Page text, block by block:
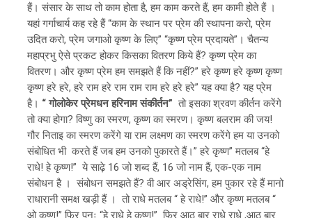
हैं। संसार के साथ तो काम होता है, हम काम करते हैं, हम कामी होते हैं ।
यहां गर्गाचार्य कह रहे हैं “काम के स्थान पर प्रेम की स्थापना करो, प्रेम
उदित करो, प्रेम जगाओ कृष्ण के लिए” “कृष्ण प्रेम प्रदायते”। चैतन्य
महाप्रभु ऐसे प्रकट होकर किसका वितरण किये हैं? कृष्ण प्रेम का
वितरण। और कृष्ण प्रेम हम समझते हैं कि नहीं?” हरे कृष्ण हरे कृष्ण कृष्ण
कृष्ण हरे हरे, हरे राम हरे राम राम राम हरे हरे हरे” यह क्या है? यह प्रेम
है। “ गोलोकेर प्रेमधन हरिनाम संकीर्तन” तो इसका श्रवण कीर्तन करेंगे
तो क्या होगा? विष्णु का स्मरण, कृष्ण का स्मरण। कृष्ण बलराम की जय!
गौर निताइ का स्मरण करेंगे या राम लक्ष्मण का स्मरण करेंगे हम या उनको
संबोधित भी करते हैं जब हम उनको पुकारते हैं।” हरे कृष्ण” मतलब “हे
राधे! हे कृष्ण!” ये साढ़े 16 जो शब्द हैं, 16 जो नाम हैं, एक-एक नाम
संबोधन है । संबोधन समझते हैं? वी आर अड्रेसिंग, हम पुकार रहे हैं मानो
राधारानी समक्ष खड़ी हैं । तो राधे मतलब “ हे राधे!” और कृष्ण मतलब “
ओ कृष्ण!” फिर पुनः “हे राधे हे कृष्ण!” फिर आठ बार राधे राधे ,आठ बार